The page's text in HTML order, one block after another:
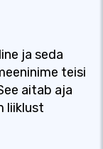
ja seda
teisi
aitab aja
liiklust